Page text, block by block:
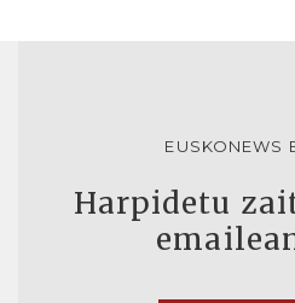
EUSKONEWS
Harpidetu